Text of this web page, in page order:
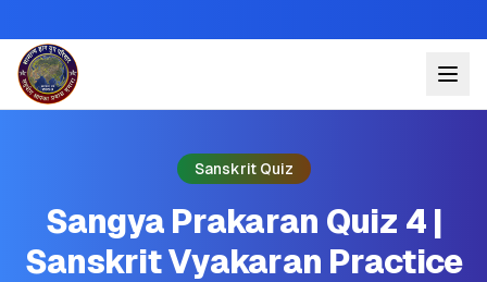
Sanskrit Quiz
Sangya Prakaran Quiz 4 |
Sanskrit Vyakaran Practice